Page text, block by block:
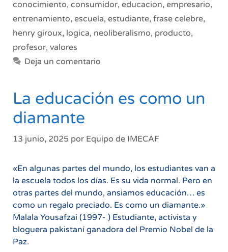
conocimiento, consumidor, educacion, empresario,
entrenamiento, escuela, estudiante, frase celebre,
henry giroux, logica, neoliberalismo, producto,
profesor, valores
Deja un comentario
La educación es como un
diamante
13 junio, 2025 por Equipo de IMECAF
«En algunas partes del mundo, los estudiantes van a
la escuela todos los días. Es su vida normal. Pero en
otras partes del mundo, ansiamos educación… es
como un regalo preciado. Es como un diamante.»
Malala Yousafzai (1997- ) Estudiante, activista y
bloguera pakistaní ganadora del Premio Nobel de la
Paz.